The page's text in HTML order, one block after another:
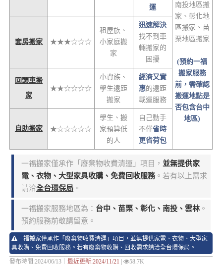
南投地區搬
家、彰化地
區搬家、苗
栗地區搬家
(預約一福
搬家服務
前，需確認
搬運地點是
否包含台中
地區)
運
套房搬家 ★★★☆☆☆
租屋族、
小家庭搬
家
迅速解決
找不到車
輛搬家的
困擾
回頭車搬
家
★★☆☆☆☆
小資族、
學生遠距
搬家
經濟又實
惠的遠距
載運服務
自助搬家 ★☆☆☆☆☆
學生、搬
家預算低
的人
自己動手
不僅省時
更省荷包
一福搬家僅承作「廢棄物收費清運」項目， 並無提供家
電、衣物、大型家具收購、免費回收服務。若有以上需求
請洽全台環保局 。
一福搬家服務地區為： 台中、苗栗、彰化、南投、雲林 。
預約服務前敬請留意。
一福搬家僅承作「廢棄物收費清運」項目，並無提供家電、衣物、大型家
具收購、免費回收服務。若有廢棄物收購、回收需求請洽全台環保局。
發布時間:2024/06/13｜ 最近更新:2024/11/21
58.7K